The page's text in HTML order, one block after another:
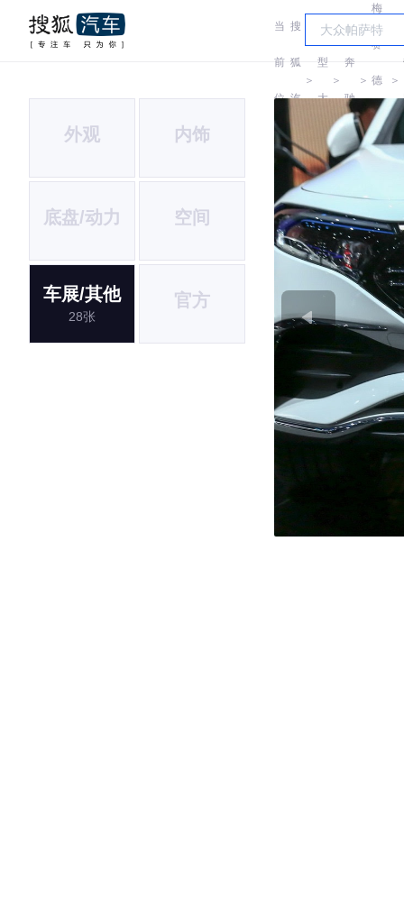
当
前
位
置:
搜
狐
汽
车
＞
车
型
大
全
＞
奔
驰
＞
梅
赛
德
斯-
EQ
＞
外观 内饰
底盘/动力 空间
车展/其他
28张
官方